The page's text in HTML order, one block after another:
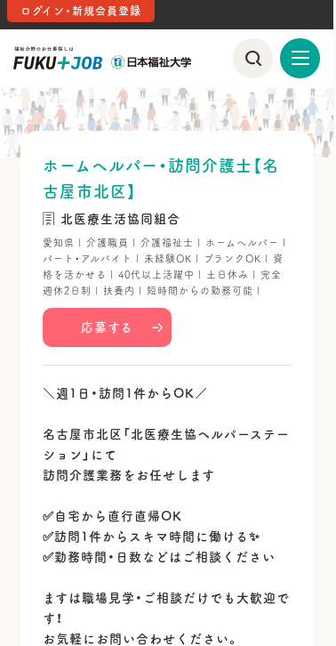
ログイン・新規会員登録
ホームヘルパー・訪問介護士【名
古屋市北区】
北医療生活協同組合
愛知県 | 介護職員 | 介護福祉士 | ホームヘルパー |
パート・アルバイト | 未経験OK | ブランクOK | 資
格を活かせる | 40代以上活躍中 | 土日休み | 完全
週休2日制 | 扶養内 | 短時間からの勤務可能 |
応募する
＼週1日・訪問1件からOK／
名古屋市北区「北医療生協ヘルパーステー
ション」にて
訪問介護業務をお任せします
✅自宅から直行直帰OK
✅訪問1件からスキマ時間に働ける✨
✅勤務時間・日数などはご相談ください
ますは職場見学・ご相談だけでも大歓迎で
す！
お気軽にお問い合わせください。